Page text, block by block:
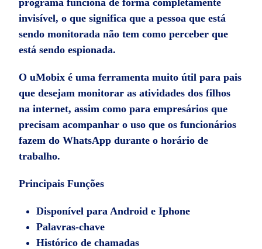
invisível, o que significa que a pessoa que está
sendo monitorada não tem como perceber que
está sendo espionada.
O uMobix é uma ferramenta muito útil para pais
que desejam monitorar as atividades dos filhos
na internet, assim como para empresários que
precisam acompanhar o uso que os funcionários
fazem do WhatsApp durante o horário de
trabalho.
Principais Funções
Disponível para Android e Iphone
Palavras-chave
Histórico de chamadas